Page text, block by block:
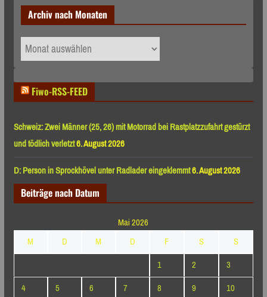
Archiv nach Monaten
Archiv
nach
Fiwo-RSS-FEED
Schweiz: Zwei Männer (25, 26) mit Motorrad bei Rastplatzzufahrt gestürzt
und tödlich verletzt6. August 2026
D: Person in Sprockhövel unter Radlader eingeklemmt6. August 2026
Beiträge nach Datum
Mai 2026
M
D M D F S
S
1
2
3
4
5 6 7 8 9
10